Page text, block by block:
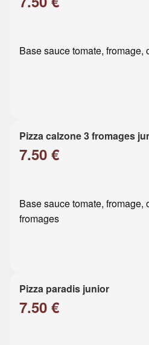
Base sauce tomate, fromage,
Pizza calzone 3 fromages
7.50 €
Base sauce tomate, fromage,
fromages
Pizza paradis junior
7.50 €